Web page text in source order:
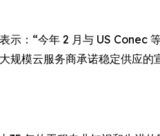
：“今年 2 月与 US Conec
规模云服务商承诺稳定供